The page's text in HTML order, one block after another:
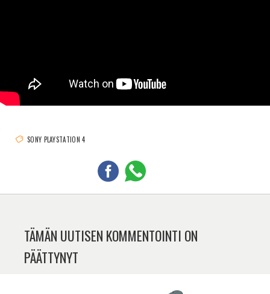
SONY PLAYSTATION 4
TÄMÄN UUTISEN KOMMENTOINTI ON
PÄÄTTYNYT